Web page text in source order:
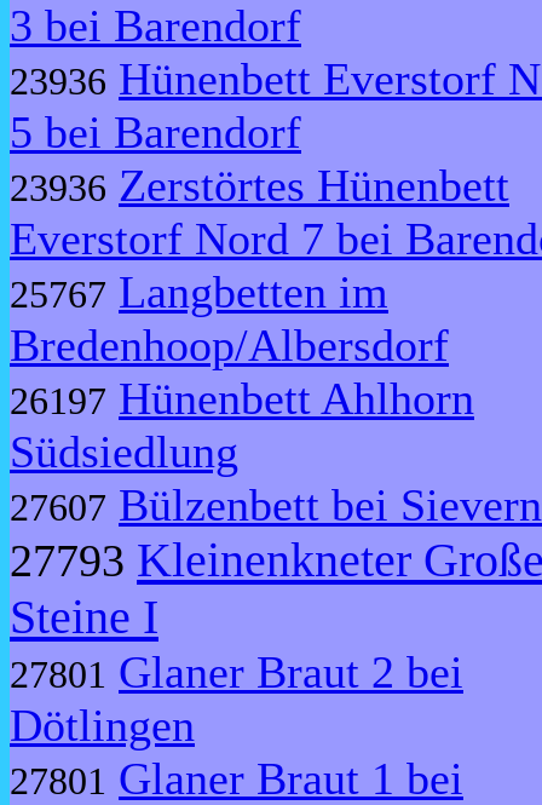
3 bei Barendorf
23936 Hünenbett Everstorf
5 bei Barendorf
23936 Zerstörtes Hünenbett
Everstorf Nord 7 bei
25767 Langbetten im
Bredenhoop/Albersdorf
26197 Hünenbett Ahlhorn
Südsiedlung
27607 Bülzenbett bei Sievern
27793 Kleinenkneter
Steine I
27801 Glaner Braut 2 bei
Dötlingen
27801 Glaner Braut 1 bei